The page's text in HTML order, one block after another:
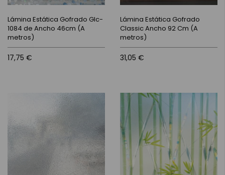
Lámina Estática Gofrado Glc-
1084 de Ancho 46cm (A
metros)
17,75 €
Lámina Estática Gofrado
Classic Ancho 92 Cm (A
metros)
31,05 €